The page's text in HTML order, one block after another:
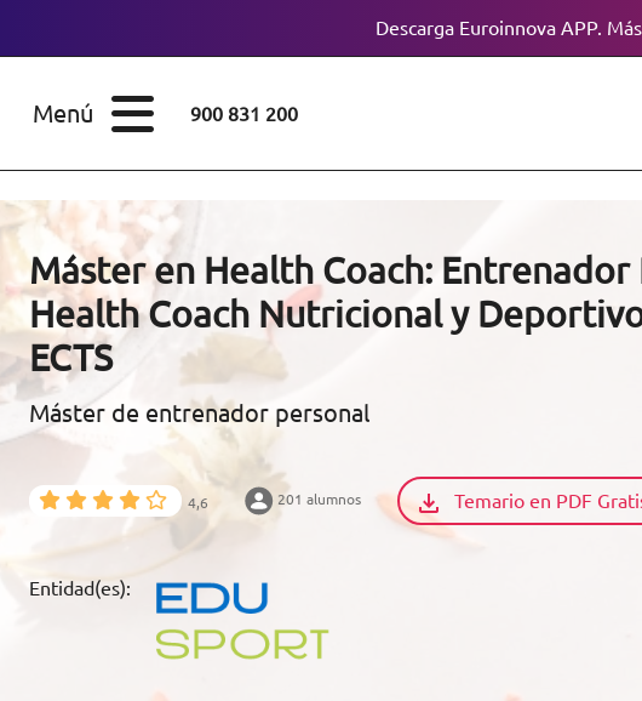
Descarga Euroinnova APP.
Menú 900 831 200
ESTUDIOS
CONOCE EUROINNOVA
BECAS Y
FINANCIACIÓN
EDUCATIVOS
ARTÍCULOS
ORIENTACIÓN
ESTUDIOS
Doctorados
Maestría
Certificados de
Máster en Health Coach: Entrenador
Health Coach Nutricional y
ECTS
Máster de entrenador personal
4,6 201 alumnos Temario en PDF
Entidad(es):